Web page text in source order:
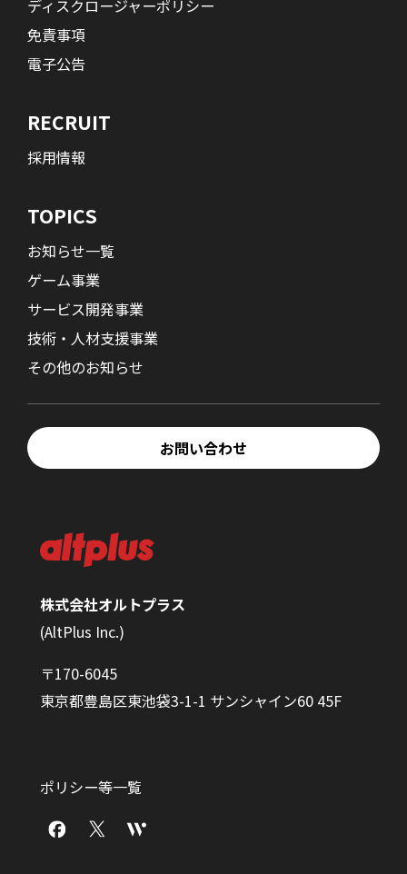
株式会社オルトプラス
(AltPlus Inc.)
〒170-6045
東京都豊島区東池袋3-1-1 サンシャイン60 45F
ポリシー等一覧
ディスクロージャーポリシー
免責事項
電子公告
RECRUIT
採用情報
TOPICS
お知らせ一覧
ゲーム事業
サービス開発事業
技術・人材支援事業
その他のお知らせ
お問い合わせ